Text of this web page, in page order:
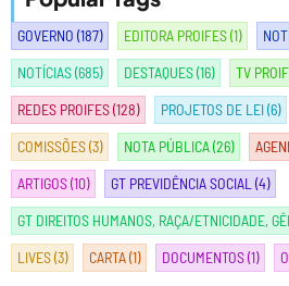
GOVERNO (187) EDITORA PROIFES(1)
NOTÍCIAS(685) DESTAQUES(16) TV
REDES PROIFES(128) PROJETOS DE LEI(6)
COMISSÕES(3) NOTA PÚBLICA(26)
ARTIGOS(10) GT PREVIDÊNCIA SOCIAL (4)
GT DIREITOS HUMANOS, RAÇA/ETNICIDADE,
LIVES(3) CARTA(1) DOCUMENTOS(1)